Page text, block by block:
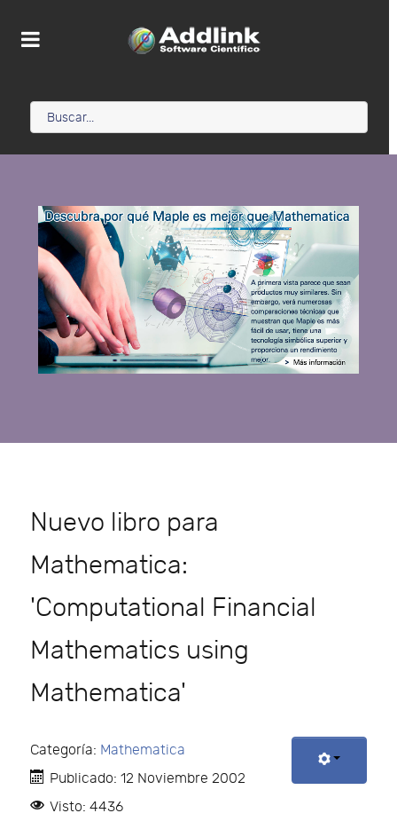
Nuevo libro para
Mathematica:
'Computational Financial
Mathematics using
Mathematica'
Categoría: Mathematica
Publicado: 12 Noviembre 2002
Visto: 4436